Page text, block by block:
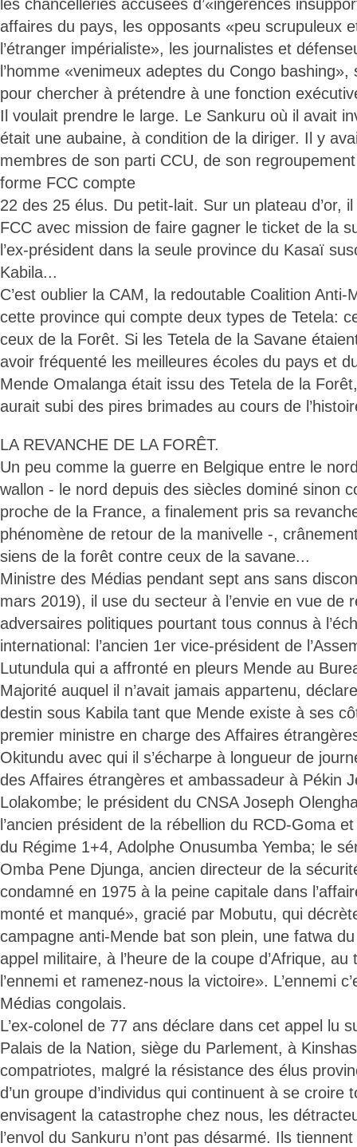
les chancelleries accusées d’«ingérences
affaires du pays, les opposants «peu scrupuleux
l’étranger impérialiste», les journalistes et
l’homme «venimeux adeptes du Congo
pour chercher à prétendre à une fonction
Il voulait prendre le large. Le Sankuru où il avait
était une aubaine, à condition de la diriger. Il y
membres de son parti CCU, de son regroupement
forme FCC compte
22 des 25 élus. Du petit-lait. Sur un plateau d’or, il
FCC avec mission de faire gagner le ticket de la
l’ex-président dans la seule province du Kasaï
Kabila...
C’est oublier la CAM, la redoutable Coalition Anti-
cette province qui compte deux types de Tetela:
ceux de la Forêt. Si les Tetela de la Savane
avoir fréquenté les meilleures écoles du pays et
Mende Omalanga était issu des Tetela de la
aurait subi des pires brimades au cours de
LA REVANCHE DE LA FORÊT.
Un peu comme la guerre en Belgique entre le
wallon - le nord depuis des siècles dominé sinon
proche de la France, a finalement pris sa
phénomène de retour de la manivelle -,
siens de la forêt contre ceux de la savane...
Ministre des Médias pendant sept ans sans
mars 2019), il use du secteur à l’envie en vue de
adversaires politiques pourtant tous connus à
international: l’ancien 1er vice-président de
Lutundula qui a affronté en pleurs Mende au
Majorité auquel il n’avait jamais appartenu,
destin sous Kabila tant que Mende existe à ses
premier ministre en charge des Affaires
Okitundu avec qui il s’écharpe à longueur de
des Affaires étrangères et ambassadeur à Pékin
Lolakombe; le président du CNSA Joseph
l’ancien président de la rébellion du RCD-Goma
du Régime 1+4, Adolphe Onusumba Yemba; le
Omba Pene Djunga, ancien directeur de la
condamné en 1975 à la peine capitale dans
monté et manqué», gracié par Mobutu, qui
campagne anti-Mende bat son plein, une fatwa
appel militaire, à l’heure de la coupe d’Afrique,
l’ennemi et ramenez-nous la victoire». L’ennemi
Médias congolais.
L’ex-colonel de 77 ans déclare dans cet appel lu
Palais de la Nation, siège du Parlement, à
compatriotes, malgré la résistance des élus
d’un groupe d’individus qui continuent à se croire
envisagent la catastrophe chez nous, les
l’envol du Sankuru n’ont pas désarmé. Ils